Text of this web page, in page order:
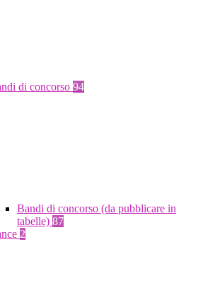
di concorso 94
Bandi di concorso (da pubblicare in
tabelle) 87
2